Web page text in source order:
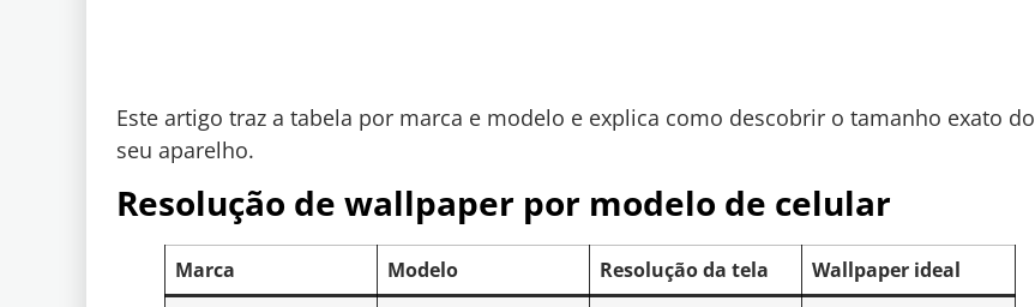
Este artigo traz a tabela por marca e modelo e explica como descobrir o tamanho exato do
seu aparelho.
Resolução de wallpaper por modelo de celular
Marca Modelo Resolução da tela
Wallpaper ideal